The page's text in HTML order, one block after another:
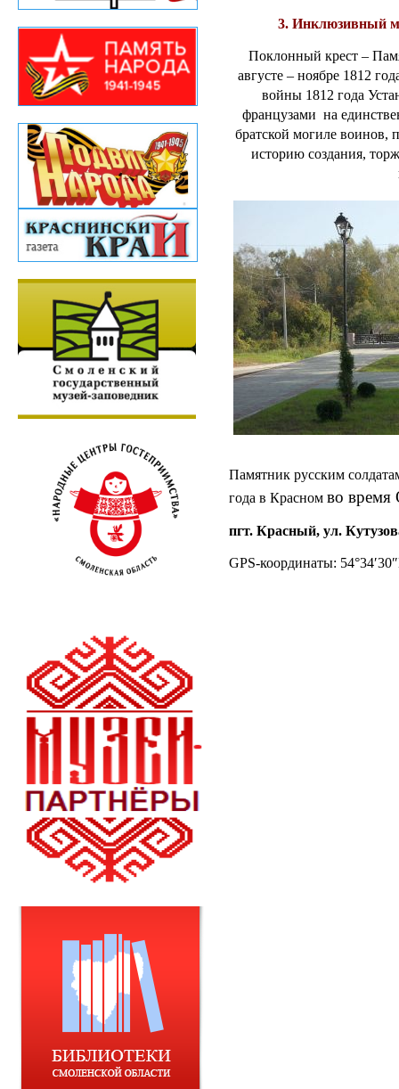
3. Инклюзивный
Поклонный крест –
августе – ноябре 1812
войны 1812 года
французами на
братской могиле воинов,
историю создания,
Памятник русским
года в Красном во время
пгт. Красный, ул.
GPS-координаты: